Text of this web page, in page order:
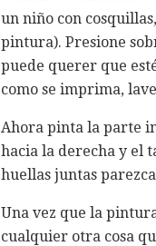
un niño con
pintura). Presione
puede querer que
como se imprima,
Ahora pinta la parte
hacia la derecha y el
huellas juntas
Una vez que la
cualquier otra cosa